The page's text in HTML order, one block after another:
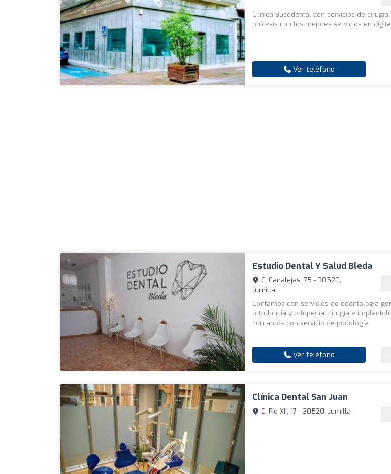
Clínica Bucodental con servicios de
prótesis con los mejores servicios en
Ver teléfono
Estudio Dental Y Salud Bleda
C. Canalejas, 75 - 30520,
Jumilla
Contamos con servicios de odontología
ortodoncia y ortopedia, cirugía e
contamos con servicio de podología.
Ver teléfono
Clínica Dental San Juan
C. Pío XII, 17 - 30520, Jumilla